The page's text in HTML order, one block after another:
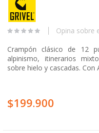
the
images
gallery
Opina sobre
Crampón clásico de 12
alpinismo, itinerarios
sobre hielo y cascadas. Con
$199.900